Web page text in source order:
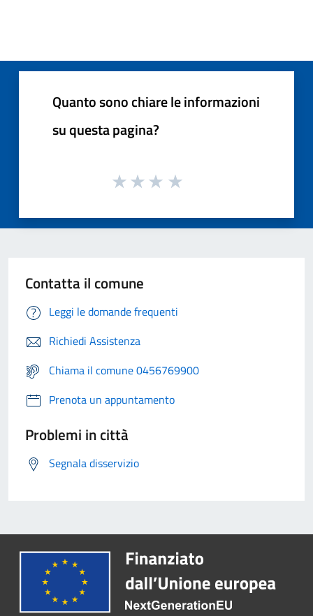
Quanto sono chiare le informazioni
su questa pagina?
Contatta il comune
Leggi le domande frequenti
Richiedi Assistenza
Chiama il comune 0456769900
Prenota un appuntamento
Problemi in città
Segnala disservizio